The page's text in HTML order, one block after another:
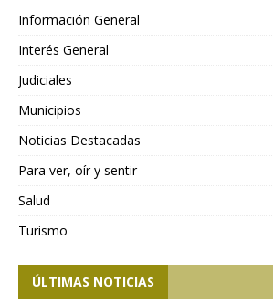
Información General
Interés General
Judiciales
Municipios
Noticias Destacadas
Para ver, oír y sentir
Salud
Turismo
ÚLTIMAS NOTICIAS